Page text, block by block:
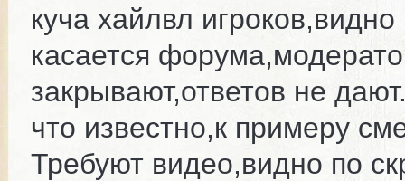
куча хайлвл
касается
закрывают,ответов не
что известно,к примеру
Требуют видео,видно по